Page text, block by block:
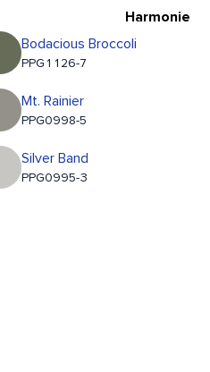
Harmonie
Bodacious Broccoli
PPG1126-7
Mt. Rainier
PPG0998-5
Silver Band
PPG0995-3